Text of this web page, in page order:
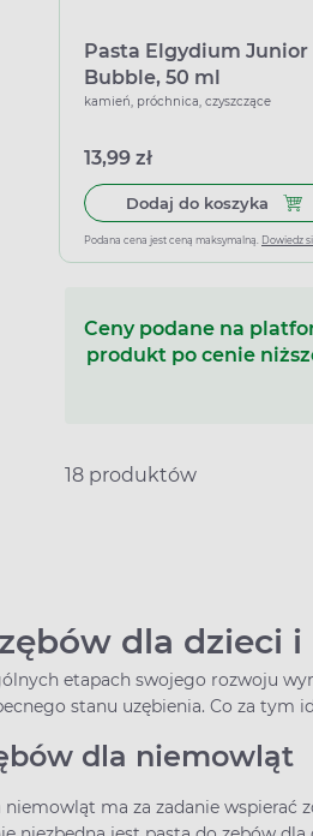
Pasta Elgydium Junior
Bubble, 50 ml
kamień, próchnica, czyszczące
13,99 zł
Dodaj do koszyka
Podana cena jest ceną maksymalną. Dowiedz
Ceny podane na
produkt po cenie
18 produktów
dla dzieci i
etapach swojego rozwoju
stanu uzębienia. Co za tym
dla niemowląt
niemowląt ma za zadanie wspierać